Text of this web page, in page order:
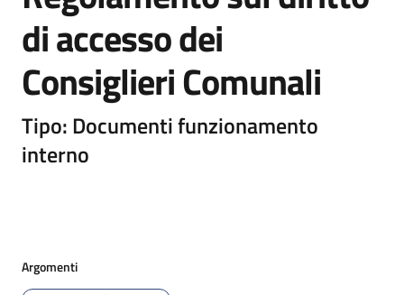
di accesso dei
Consiglieri Comunali
Tipo: Documenti funzionamento
interno
Argomenti